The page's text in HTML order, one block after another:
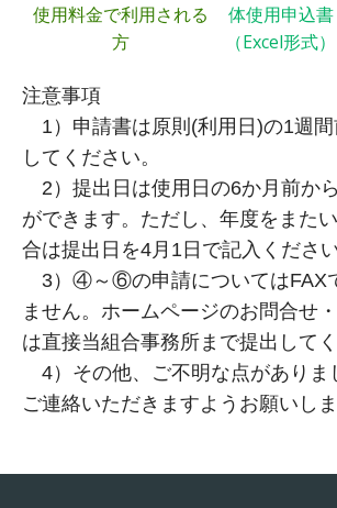
使用料金で利用される
方
体使用申込書
（Excel形式）
注意事項
1）申請書は原則(利用日)の1週間
してください。
2）提出日は使用日の6か月前か
ができます。ただし、年度をまた
合は提出日を4月1日で記入ください
3）④～⑥の申請についてはFAX
ません。ホームページのお問合せ
は直接当組合事務所まで提出してく
4）その他、ご不明な点がありま
ご連絡いただきますようお願いしま